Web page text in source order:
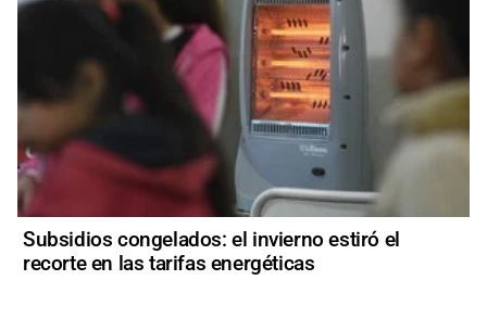
Subsidios congelados: el invierno estiró el
recorte en las tarifas energéticas